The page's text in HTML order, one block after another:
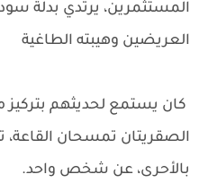
المستثمرين، يرتدي بدلة
العريضين وهيبته الطاغية
كان يستمع لحديثهم بتركيز
الصقريتان تمسحان
بالأحرى، عن شخص واحد.